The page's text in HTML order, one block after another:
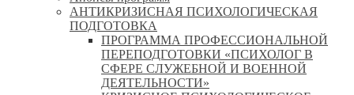
АНТИКРИЗИСНАЯ ПСИХОЛОГИЧЕСКАЯ
ПОДГОТОВКА
ПРОГРАММА ПРОФЕССИОНАЛЬНОЙ
ПЕРЕПОДГОТОВКИ «ПСИХОЛОГ В
СФЕРЕ СЛУЖЕБНОЙ И ВОЕННОЙ
ДЕЯТЕЛЬНОСТИ»